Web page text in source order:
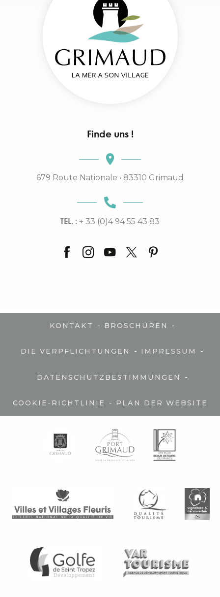
Finde uns !
679 Route Nationale • 83310 Grimaud
TEL. : + 33 (0)4 94 55 43 83
KONTAKT - BROSCHÜREN -
DIE VERPFLICHTUNGEN - IMPRESSUM -
DATENSCHUTZBESTIMMUNGEN -
COOKIE-RICHTLINIE - PLAN DER WEBSITE